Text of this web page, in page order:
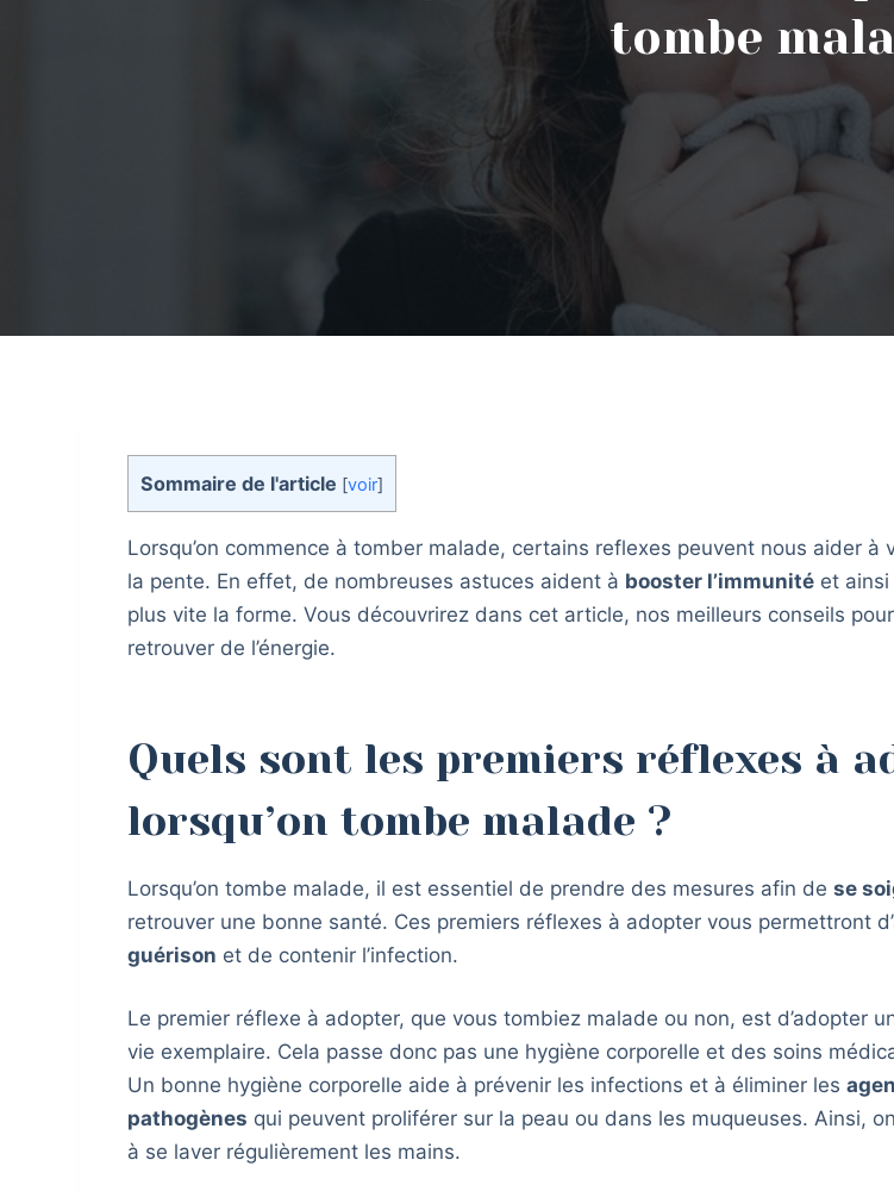
tombe
Sommaire de l'article [voir]
Lorsqu’on commence à tomber malade, certains reflexes peuvent nous aider à
la pente. En effet, de nombreuses astuces aident à booster l’immunité et
plus vite la forme. Vous découvrirez dans cet article, nos meilleurs conseils
retrouver de l’énergie.
Quels sont les premiers réflexes à
lorsqu’on tombe malade ?
Lorsqu’on tombe malade, il est essentiel de prendre des mesures afin dese
retrouver une bonne santé. Ces premiers réflexes à adopter vous permettront
guérison et de contenir l’infection.
Le premier réflexe à adopter, que vous tombiez malade ou non, est d’adopter
vie exemplaire. Cela passe donc pas une hygiène corporelle et des soins
Un bonne hygiène corporelle aide à prévenir les infections et à éliminer les
pathogènes qui peuvent proliférer sur la peau ou dans les muqueuses. Ainsi,
à se laver régulièrement les mains.